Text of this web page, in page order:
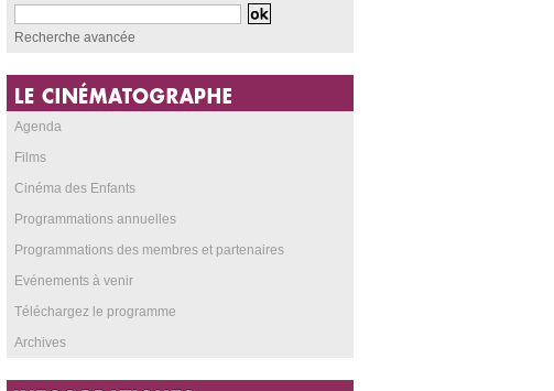
Recherche avancée
Agenda
Films
Cinéma des Enfants
Programmations annuelles
Programmations des membres et partenaires
Evénements à venir
Téléchargez le programme
Archives